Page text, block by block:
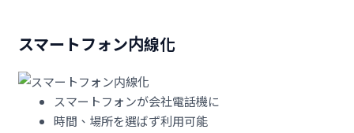
スマートフォン内線化
スマートフォンが会社電話機に
時間、場所を選ばず利用可能